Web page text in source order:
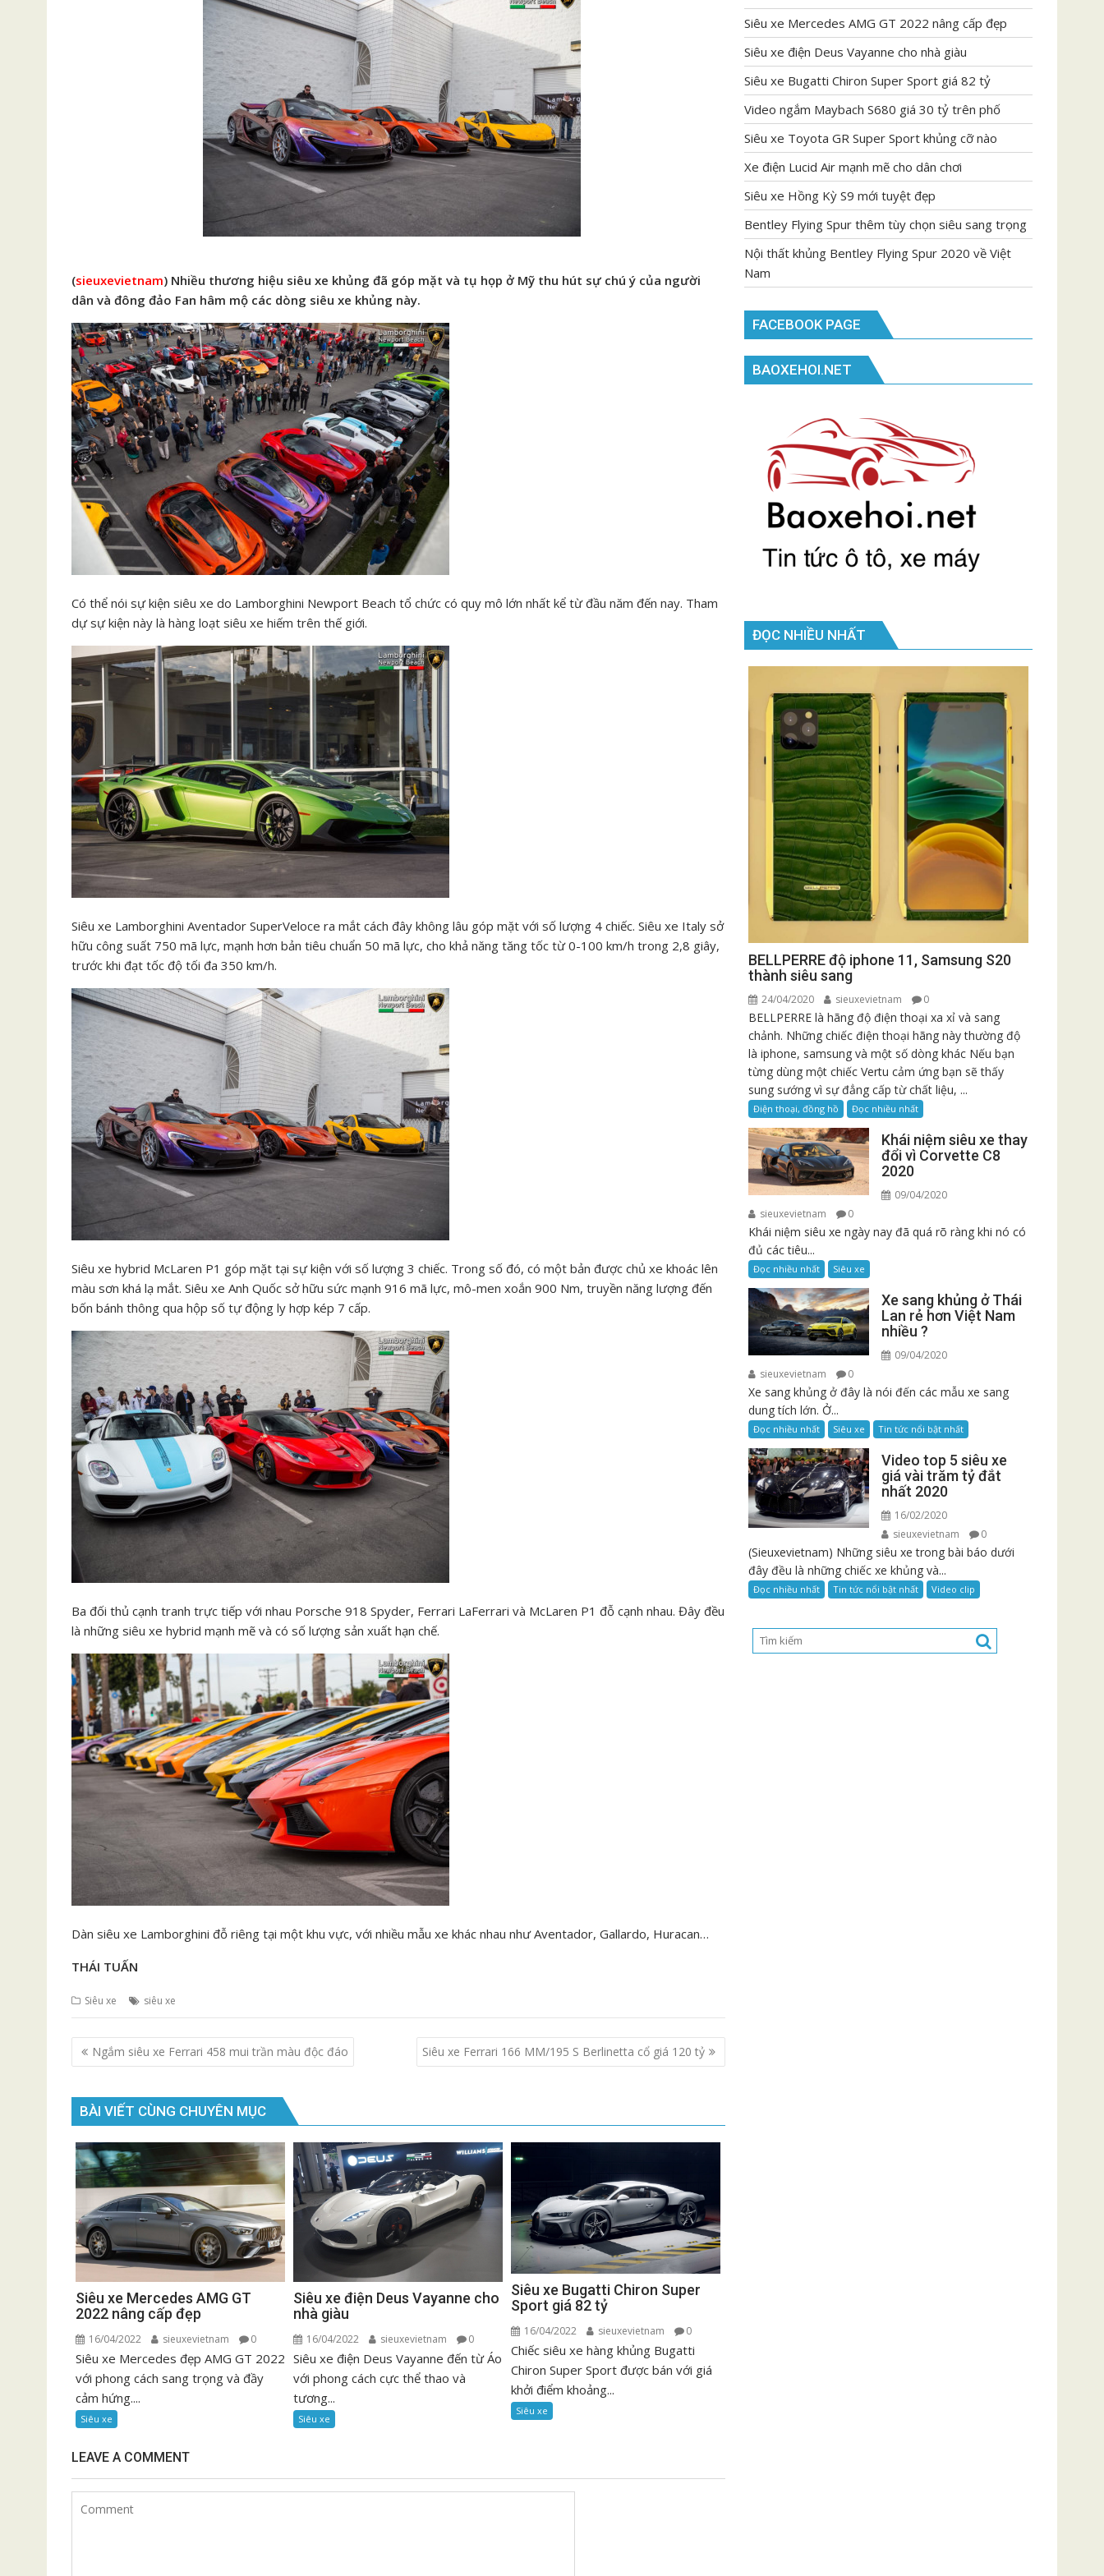
(sieuxevietnam) Nhiều thương hiệu siêu xe khủng đã góp mặt và tụ họp ở Mỹ thu hút sự chú ý của người
dân và đông đảo Fan hâm mộ các dòng siêu xe khủng này.
Có thể nói sự kiện siêu xe do Lamborghini Newport Beach tổ chức có quy mô lớn nhất kể từ đầu năm đến nay. Tham
dự sự kiện này là hàng loạt siêu xe hiếm trên thế giới.
Siêu xe Lamborghini Aventador SuperVeloce ra mắt cách đây không lâu góp mặt với số lượng 4 chiếc. Siêu xe Italy sở
hữu công suất 750 mã lực, mạnh hơn bản tiêu chuẩn 50 mã lực, cho khả năng tăng tốc từ 0-100 km/h trong 2,8 giây,
trước khi đạt tốc độ tối đa 350 km/h.
Siêu xe hybrid McLaren P1 góp mặt tại sự kiện với số lượng 3 chiếc. Trong số đó, có một bản được chủ xe khoác lên
màu sơn khá lạ mắt. Siêu xe Anh Quốc sở hữu sức mạnh 916 mã lực, mô-men xoắn 900 Nm, truyền năng lượng đến
bốn bánh thông qua hộp số tự động ly hợp kép 7 cấp.
Ba đối thủ cạnh tranh trực tiếp với nhau Porsche 918 Spyder, Ferrari LaFerrari và McLaren P1 đỗ cạnh nhau. Đây đều
là những siêu xe hybrid mạnh mẽ và có số lượng sản xuất hạn chế.
Dàn siêu xe Lamborghini đỗ riêng tại một khu vực, với nhiều mẫu xe khác nhau như Aventador, Gallardo, Huracan…
THÁI TUẤN
Siêu xe siêu xe
Điều
hướng
viết
Ngắm siêu xe Ferrari 458 mui trần màu độc đáo Siêu xe Ferrari 166 MM/195 S Berlinetta cổ giá 120 tỷ
BÀI VIẾT CÙNG CHUYÊN MỤC
Siêu xe Mercedes AMG GT
2022 nâng cấp đẹp
16/04/2022 sieuxevietnam 0
Siêu xe Mercedes đẹp AMG GT 2022
với phong cách sang trọng và đầy
cảm hứng....
Siêu xe
Siêu xe điện Deus Vayanne cho
nhà giàu
16/04/2022 sieuxevietnam 0
Siêu xe điện Deus Vayanne đến từ Áo
với phong cách cực thể thao và
tương...
Siêu xe
Siêu xe Bugatti Chiron Super
Sport giá 82 tỷ
16/04/2022 sieuxevietnam 0
Chiếc siêu xe hàng khủng Bugatti
Chiron Super Sport được bán với giá
khởi điểm khoảng...
Siêu xe
LEAVE A COMMENT
Siêu xe Mercedes AMG GT 2022 nâng cấp đẹp
Siêu xe điện Deus Vayanne cho nhà giàu
Siêu xe Bugatti Chiron Super Sport giá 82 tỷ
Video ngắm Maybach S680 giá 30 tỷ trên phố
Siêu xe Toyota GR Super Sport khủng cỡ nào
Xe điện Lucid Air mạnh mẽ cho dân chơi
Siêu xe Hồng Kỳ S9 mới tuyệt đẹp
Bentley Flying Spur thêm tùy chọn siêu sang trọng
Nội thất khủng Bentley Flying Spur 2020 về Việt
Nam
FACEBOOK PAGE
BAOXEHOI.NET
ĐỌC NHIỀU NHẤT
BELLPERRE độ iphone 11, Samsung S20
thành siêu sang
24/04/2020 sieuxevietnam 0
BELLPERRE là hãng độ điện thoại xa xỉ và sang
chảnh. Những chiếc điện thoại hãng này thường độ
là iphone, samsung và một số dòng khác Nếu bạn
từng dùng một chiếc Vertu cảm ứng bạn sẽ thấy
sung sướng vì sự đẳng cấp từ chất liệu, ...
Điện thoại, đồng hồ Đọc nhiều nhất
Khái niệm siêu xe thay
đổi vì Corvette C8
2020
09/04/2020
sieuxevietnam
0
Khái niệm siêu xe ngày nay đã quá rõ ràng khi nó có
đủ các tiêu...
Đọc nhiều nhất Siêu xe
Xe sang khủng ở Thái
Lan rẻ hơn Việt Nam
nhiều ?
09/04/2020
sieuxevietnam
0
Xe sang khủng ở đây là nói đến các mẫu xe sang
dung tích lớn. Ở...
Đọc nhiều nhất Siêu xe Tin tức nổi bật nhất
Video top 5 siêu xe
giá vài trăm tỷ đắt
nhất 2020
16/02/2020
sieuxevietnam
0
(Sieuxevietnam) Những siêu xe trong bài báo dưới
đây đều là những chiếc xe khủng và...
Đọc nhiều nhất Tin tức nổi bật nhất Video clip